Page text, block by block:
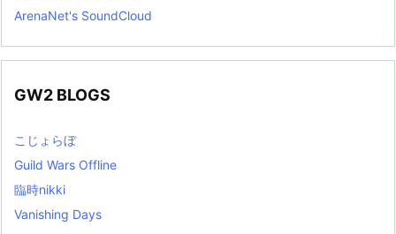
ArenaNet's SoundCloud
GW2 BLOGS
こじょらぼ
Guild Wars Offline
臨時nikki
Vanishing Days